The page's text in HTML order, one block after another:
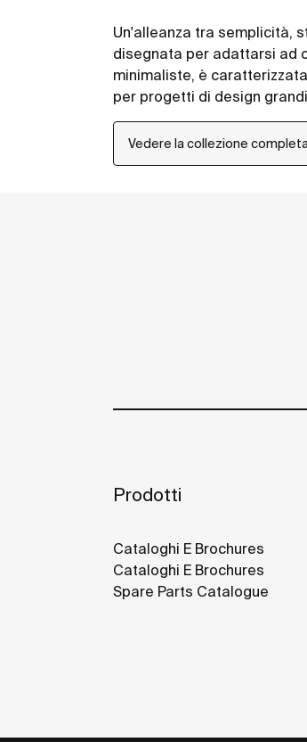
Un'alleanza tra semplicità,
disegnata per adattarsi ad
minimaliste, è
per progetti di design
Vedere la collezione
Prodotti
Cataloghi E Brochures
Cataloghi E Brochures
Spare Parts Catalogue